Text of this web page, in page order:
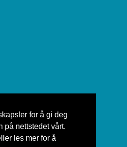
for å gi deg
på nettstedet vårt.
les mer for å